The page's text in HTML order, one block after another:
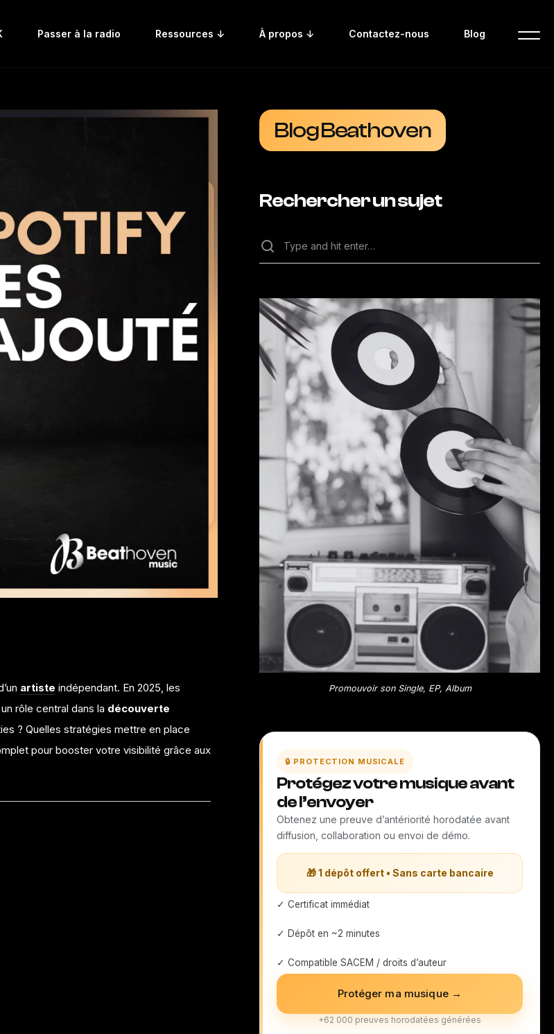
Passer à la radio Ressources ↓ À propos ↓ Contactez-nous Blog
artiste indépendant. En 2025, les
rôle central dans la découverte
? Quelles stratégies mettre en place
pour booster votre visibilité grâce aux
Blog Beathoven
Rechercher un sujet
Promouvoir son Single, EP, Album
🔒 PROTECTION MUSICALE
Protégez votre musique avant
de l’envoyer
Obtenez une preuve d’antériorité horodatée avant
diffusion, collaboration ou envoi de démo.
🎁 1 dépôt offert • Sans carte bancaire
✓ Certificat immédiat
✓ Dépôt en ~2 minutes
✓ Compatible SACEM / droits d’auteur
Protéger ma musique →
+62 000 preuves horodatées générées